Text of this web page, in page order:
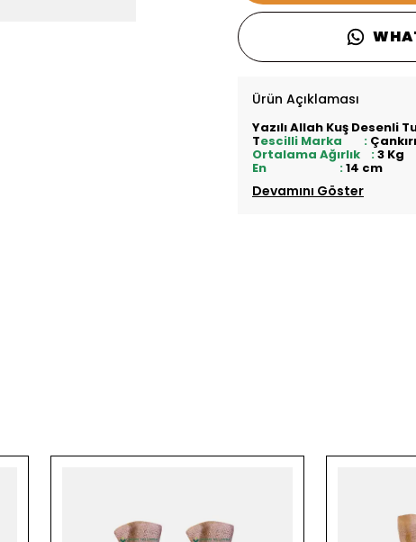
Ürün Açıklaması
Yazılı Allah Kuş Desenli
Tescilli Marka :
Ortalama Ağırlık :3 Kg
En :14 cm
Devamını Göster